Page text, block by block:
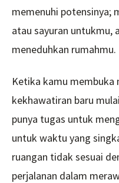
memenuhi potensinya;
atau sayuran untukmu,
meneduhkan rumahmu.
Ketika kamu membuka
kekhawatiran baru
punya tugas untuk
untuk waktu yang
ruangan tidak sesuai
perjalanan dalam